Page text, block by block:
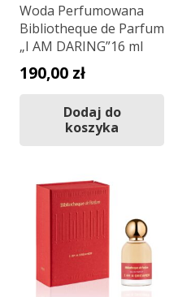
Woda Perfumowana
Bibliotheque de Parfum
„I AM DARING”16 ml
190,00 zł
Dodaj do
koszyka